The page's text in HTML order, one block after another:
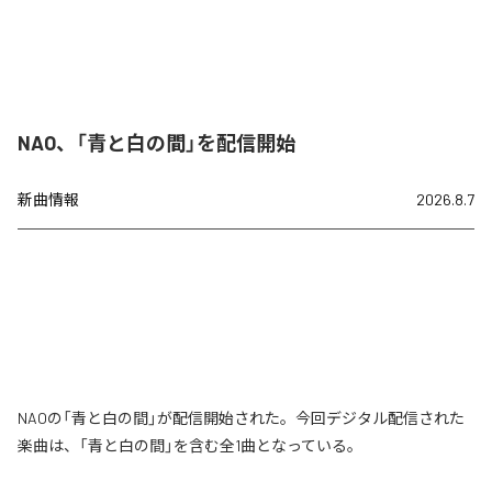
NAO、「青と白の間」を配信開始
新曲情報 2026.8.7
NAOの「青と白の間」が配信開始された。今回デジタル配信された
楽曲は、「青と白の間」を含む全1曲となっている。